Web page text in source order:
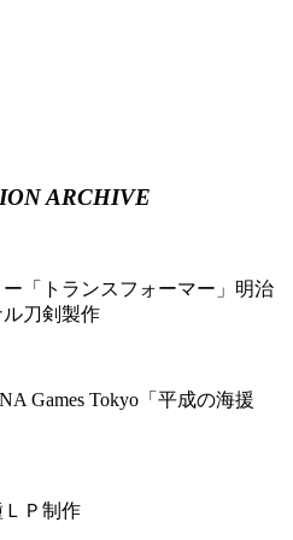
ARCHIVE
ー「トランスフォーマー」明治
刀剣製作
Games Tokyo「平成の海援
Ｐ制作